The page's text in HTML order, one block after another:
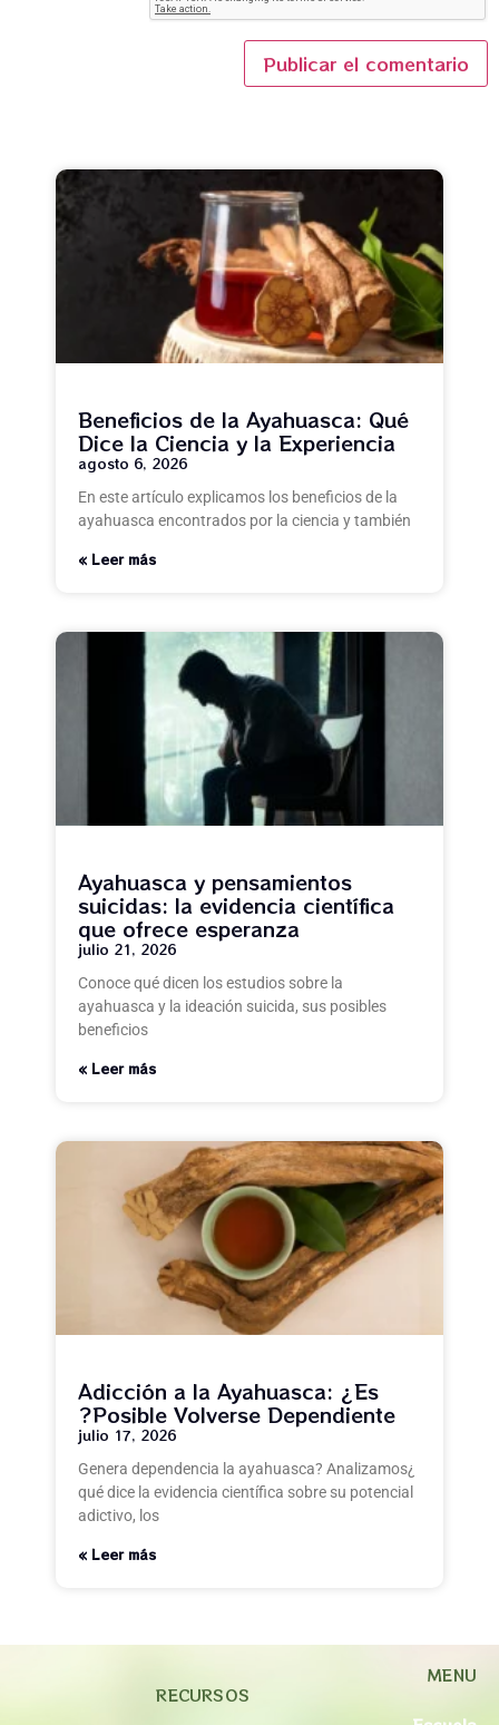
Beneficios de la Ayahuasca: Qué
Dice la Ciencia y la Experiencia
agosto 6, 2026
En este artículo explicamos los beneficios de la
ayahuasca encontrados por la ciencia y también
Leer más »
Ayahuasca y pensamientos
suicidas: la evidencia científica
que ofrece esperanza
julio 21, 2026
Conoce qué dicen los estudios sobre la
ayahuasca y la ideación suicida, sus posibles
beneficios
Leer más »
Adicción a la Ayahuasca: ¿Es
Posible Volverse Dependiente?
julio 17, 2026
¿Genera dependencia la ayahuasca? Analizamos
qué dice la evidencia científica sobre su potencial
adictivo, los
Leer más »
MENU
RECURSOS